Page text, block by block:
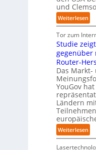
A
u
s
b
a
u
c
h
l
a
n
d
s
n
a
e
A
u
t
o
m
a
t
i
s
i
e
r
d
i
e
Z
u
k
n
f
t
d
e
r
I
n
d
t
e
m
T
e
a
m
t
r
i
t
t
I
n
d
u
und
Weiterlesen:
U
n
i
v
e
r
s
a
l
A
u
t
o
m
a
Tor zum
Studie
gegenüber
Router-
Das Markt-
YouGov
Ländern
Weiterlesen:
S
t